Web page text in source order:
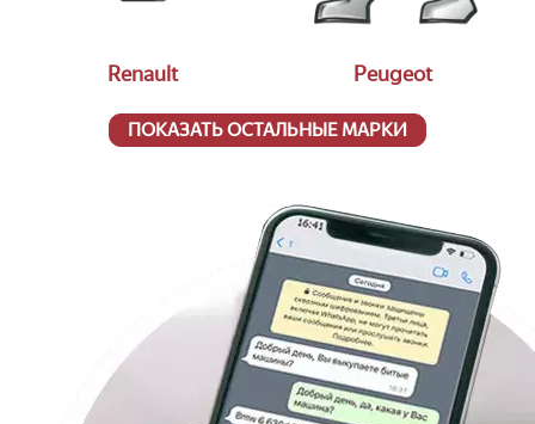
Renault Peugeot
ПОКАЗАТЬ ОСТАЛЬНЫЕ МАРКИ